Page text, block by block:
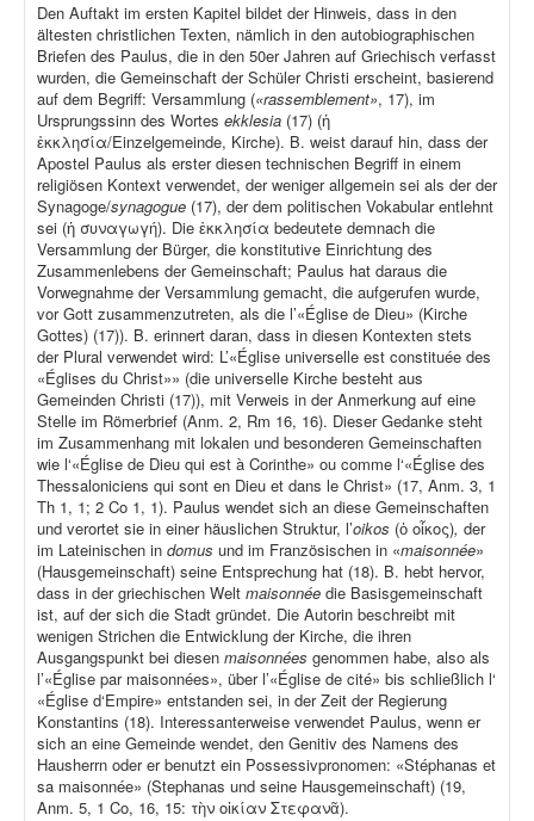
Den Auftakt im ersten Kapitel bildet der Hinweis, dass in den
ältesten christlichen Texten, nämlich in den autobiographischen
Briefen des Paulus, die in den 50er Jahren auf Griechisch verfasst
wurden, die Gemeinschaft der Schüler Christi erscheint, basierend
auf dem Begriff: Versammlung («rassemblement», 17), im
Ursprungssinn des Wortes ekklesia (17) (ἡ
ἐκκλησία/Einzelgemeinde, Kirche). B. weist darauf hin, dass der
Apostel Paulus als erster diesen technischen Begriff in einem
religiösen Kontext verwendet, der weniger allgemein sei als der der
Synagoge/synagogue (17), der dem politischen Vokabular entlehnt
sei (ἡ συναγωγή). Die ἐκκλησία bedeutete demnach die
Versammlung der Bürger, die konstitutive Einrichtung des
Zusammenlebens der Gemeinschaft; Paulus hat daraus die
Vorwegnahme der Versammlung gemacht, die aufgerufen wurde,
vor Gott zusammenzutreten, als die l’«Église de Dieu» (Kirche
Gottes) (17)). B. erinnert daran, dass in diesen Kontexten stets
der Plural verwendet wird: L’«Église universelle est constituée des
«Églises du Christ»» (die universelle Kirche besteht aus
Gemeinden Christi (17)), mit Verweis in der Anmerkung auf eine
Stelle im Römerbrief (Anm. 2, Rm 16, 16). Dieser Gedanke steht
im Zusammenhang mit lokalen und besonderen Gemeinschaften
wie l‘«Église de Dieu qui est à Corinthe» ou comme l‘«Église des
Thessaloniciens qui sont en Dieu et dans le Christ» (17, Anm. 3, 1
Th 1, 1; 2 Co 1, 1). Paulus wendet sich an diese Gemeinschaften
und verortet sie in einer häuslichen Struktur, l’oikos (ὁ οἶκος), der
im Lateinischen in domus und im Französischen in «maisonnée»
(Hausgemeinschaft) seine Entsprechung hat (18). B. hebt hervor,
dass in der griechischen Welt maisonnée die Basisgemeinschaft
ist, auf der sich die Stadt gründet. Die Autorin beschreibt mit
wenigen Strichen die Entwicklung der Kirche, die ihren
Ausgangspunkt bei diesen maisonnées genommen habe, also als
l’«Église par maisonnées», über l’«Église de cité» bis schließlich l‘
«Église d‘Empire» entstanden sei, in der Zeit der Regierung
Konstantins (18). Interessanterweise verwendet Paulus, wenn er
sich an eine Gemeinde wendet, den Genitiv des Namens des
Hausherrn oder er benutzt ein Possessivpronomen: «Stéphanas et
sa maisonnée» (Stephanas und seine Hausgemeinschaft) (19,
Anm. 5, 1 Co, 16, 15: τὴν οἰκίαν Στεφανᾶ).